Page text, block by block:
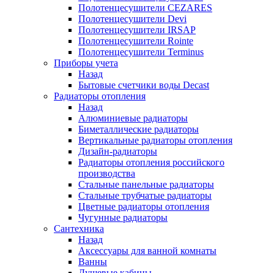
Полотенцесушители CEZARES
Полотенцесушители Devi
Полотенцесушители IRSAP
Полотенцесушители Rointe
Полотенцесушители Terminus
Приборы учета
Назад
Бытовые счетчики воды Decast
Радиаторы отопления
Назад
Алюминиевые радиаторы
Биметаллические радиаторы
Вертикальные радиаторы отопления
Дизайн-радиаторы
Радиаторы отопления российского
производства
Стальные панельные радиаторы
Стальные трубчатые радиаторы
Цветные радиаторы отопления
Чугунные радиаторы
Сантехника
Назад
Аксессуары для ванной комнаты
Ванны